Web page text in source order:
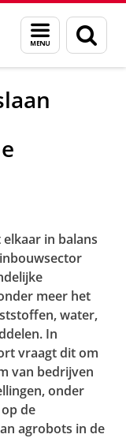
Menu
en
zoeken
in balans
meer het
water,
In
vraagt dit om
van bedrijven
onder
de
agrobots in de